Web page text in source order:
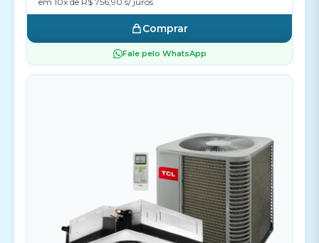
Comprar
Fale pelo WhatsApp